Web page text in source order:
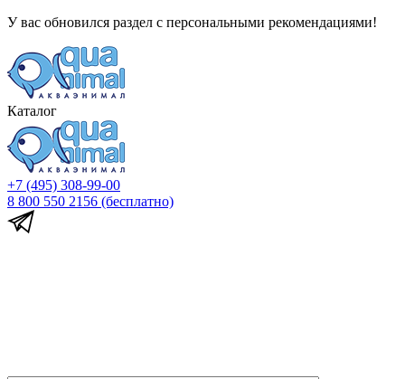
У вас обновился раздел с персональными рекомендациями!
Каталог
+7 (495) 308-99-00
8 800 550 2156 (бесплатно)